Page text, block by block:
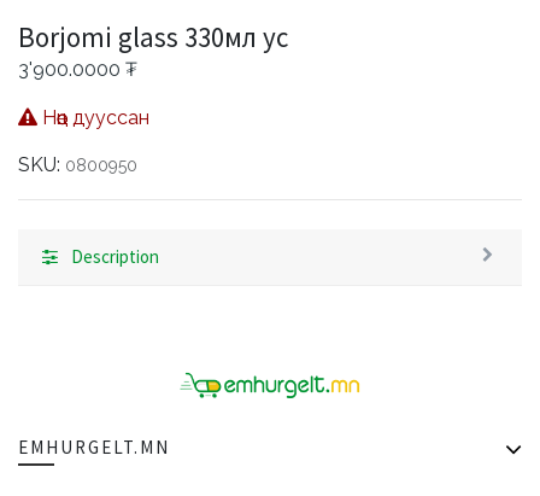
Borjomi glass 330мл ус
3'900.0000 ₮
Нөөц дууссан
SKU: 0800950
Description
EMHURGELT.MN